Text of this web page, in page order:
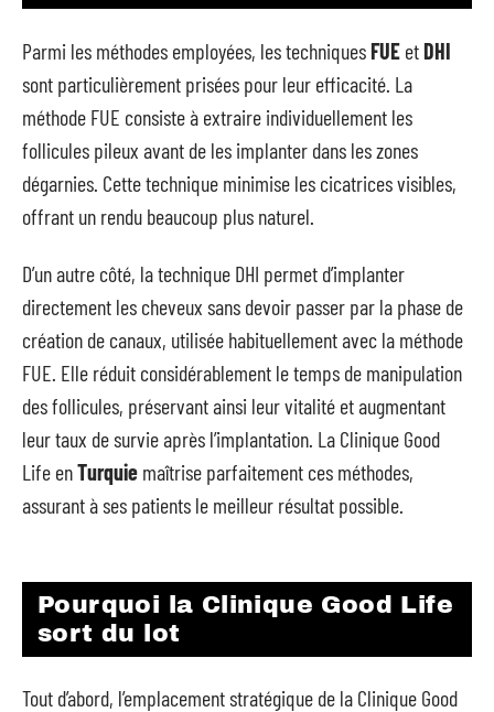
Parmi les méthodes employées, les techniquesFUE etDHI
sont particulièrement prisées pour leur efficacité. La
méthode FUE consiste à extraire individuellement les
follicules pileux avant de les implanter dans les zones
dégarnies. Cette technique minimise les cicatrices visibles,
offrant un rendu beaucoup plus naturel.
D’un autre côté, la technique DHI permet d’implanter
directement les cheveux sans devoir passer par la phase de
création de canaux, utilisée habituellement avec la méthode
FUE. Elle réduit considérablement le temps de manipulation
des follicules, préservant ainsi leur vitalité et augmentant
leur taux de survie après l’implantation. La Clinique Good
Life enTurquie maîtrise parfaitement ces méthodes,
assurant à ses patients le meilleur résultat possible.
Pourquoi la Clinique Good Life
sort du lot
Tout d’abord, l’emplacement stratégique de la Clinique Good